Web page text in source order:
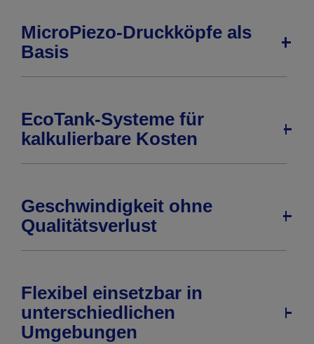
MicroPiezo-Druckköpfe als
Basis
EcoTank-Systeme für
kalkulierbare Kosten
Geschwindigkeit ohne
Qualitätsverlust
Flexibel einsetzbar in
unterschiedlichen
Umgebungen